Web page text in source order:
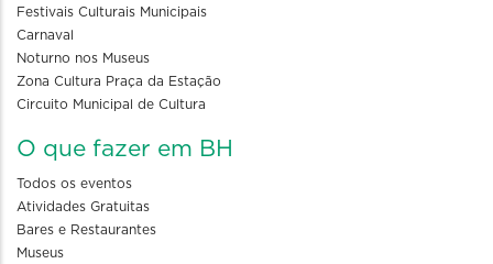
Festivais Culturais Municipais
Carnaval
Noturno nos Museus
Zona Cultura Praça da Estação
Circuito Municipal de Cultura
O que fazer em BH
Todos os eventos
Atividades Gratuitas
Bares e Restaurantes
Museus